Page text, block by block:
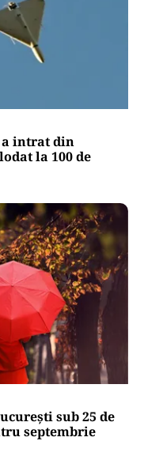
a intrat din
la 100 de
sub 25 de
septembrie